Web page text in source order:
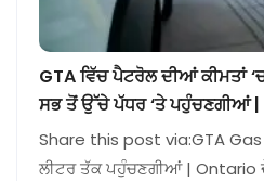
GTA ਵਿੱਚ ਪੈਟਰੋਲ ਦੀਆਂ ਕੀਮਤਾਂ
ਸਭ ਤੋਂ ਉੱਚੇ ਪੱਧਰ ‘ਤੇ ਪਹੁੰਚਣਗੀਆਂ |
Share this post via:GTA
ਲੀਟਰ ਤੱਕ ਪਹੁੰਚਣਗੀਆਂ | Ontario